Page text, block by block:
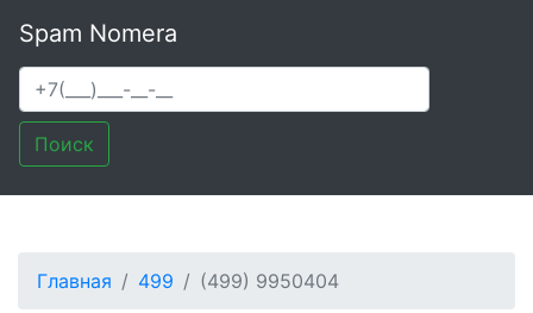
Spam Nomera
Поиск
Главная 499 (499) 9950404